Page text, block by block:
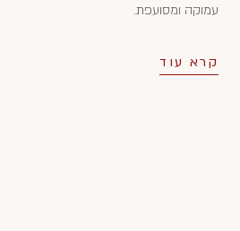
עמוקה ומסועפת.
קרא עוד